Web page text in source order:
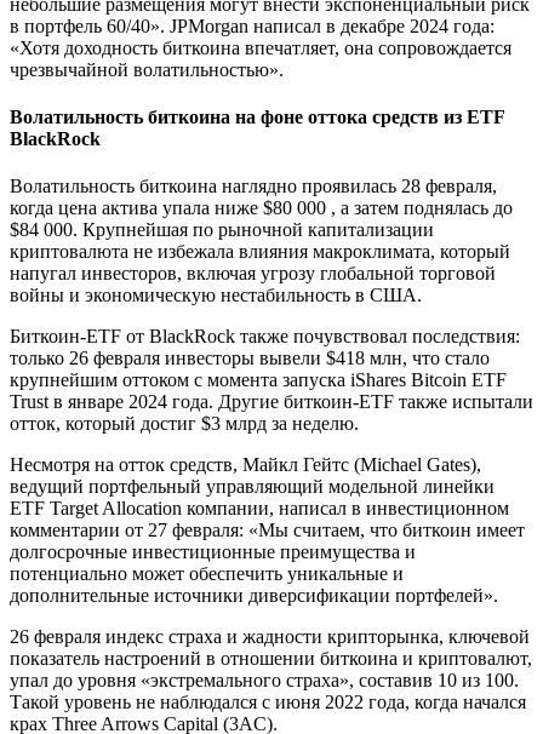
в портфель 60/40». JPMorgan написал в декабре 2024 года:
«Хотя доходность биткоина впечатляет, она сопровождается
чрезвычайной волатильностью».
Волатильность биткоина на фоне оттока средств из ETF
BlackRock
Волатильность биткоина наглядно проявилась 28 февраля,
когда цена актива упала ниже $80 000 , а затем поднялась до
$84 000. Крупнейшая по рыночной капитализации
криптовалюта не избежала влияния макроклимата, который
напугал инвесторов, включая угрозу глобальной торговой
войны и экономическую нестабильность в США.
Биткоин-ETF от BlackRock также почувствовал последствия:
только 26 февраля инвесторы вывели $418 млн, что стало
крупнейшим оттоком с момента запуска iShares Bitcoin ETF
Trust в январе 2024 года. Другие биткоин-ETF также испытали
отток, который достиг $3 млрд за неделю.
Несмотря на отток средств, Майкл Гейтс (Michael Gates),
ведущий портфельный управляющий модельной линейки
ETF Target Allocation компании, написал в инвестиционном
комментарии от 27 февраля: «Мы считаем, что биткоин имеет
долгосрочные инвестиционные преимущества и
потенциально может обеспечить уникальные и
дополнительные источники диверсификации портфелей».
26 февраля индекс страха и жадности крипторынка, ключевой
показатель настроений в отношении биткоина и криптовалют,
упал до уровня «экстремального страха», составив 10 из 100.
Такой уровень не наблюдался с июня 2022 года, когда начался
крах Three Arrows Capital (3AC).